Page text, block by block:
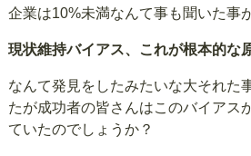
企業は10%未満なんて事も聞いた事
現状維持バイアス、これが根本的な
なんて発見をしたみたいな大それた
たが成功者の皆さんはこのバイアス
ていたのでしょうか？